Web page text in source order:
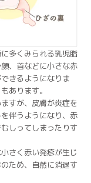
多くみられる乳児脂
、首などに小さな赤
きるようになりま
あります。
すが、皮膚が炎症を
伴うようになり、赤
しってしまったりす
さく赤い発疹が生じ
ため、自然に消退す